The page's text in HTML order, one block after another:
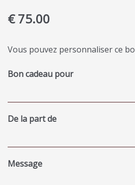
€ 75.00
Vous pouvez personnaliser ce
Bon cadeau pour
De la part de
Message